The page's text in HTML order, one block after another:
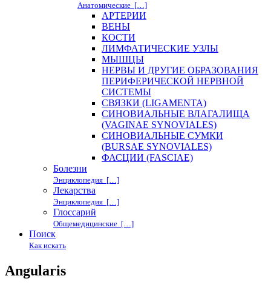
Анатомические […]
АРТЕРИИ
ВЕНЫ
КОСТИ
ЛИМФАТИЧЕСКИЕ УЗЛЫ
МЫШЦЫ
НЕРВЫ И ДРУГИЕ ОБРАЗОВАНИЯ
ПЕРИФЕРИЧЕСКОЙ НЕРВНОЙ
СИСТЕМЫ
СВЯЗКИ (LIGAMENTA)
СИНОВИАЛЬНЫЕ ВЛАГАЛИЩА
(VAGINAE SYNOVIALES)
СИНОВИАЛЬНЫЕ СУМКИ
(BURSAE SYNOVIALES)
ФАСЦИИ (FASCIAE)
Болезни
Энциклопедия […]
Лекарства
Энциклопедия […]
Глоссарий
Общемедицинские […]
Поиск
Как искать
Angularis